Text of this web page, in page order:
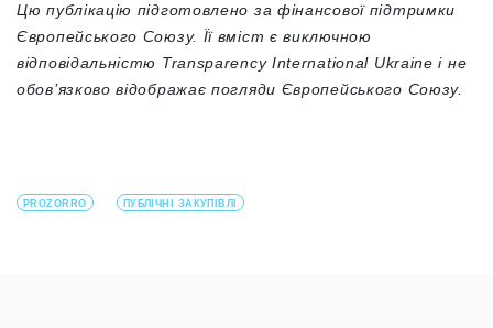
Цю публікацію підготовлено за фінансової підтримки
Європейського Союзу. Її вміст є виключною
відповідальністю Transparency International Ukraine і не
обов’язково відображає погляди Європейського Союзу.
PROZORRO ПУБЛІЧНІ ЗАКУПІВЛІ